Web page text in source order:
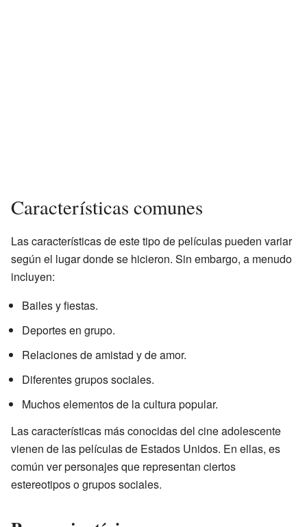
Características comunes
Las características de este tipo de películas pueden variar
según el lugar donde se hicieron. Sin embargo, a menudo
incluyen:
Bailes y fiestas.
Deportes en grupo.
Relaciones de amistad y de amor.
Diferentes grupos sociales.
Muchos elementos de la cultura popular.
Las características más conocidas del cine adolescente
vienen de las películas de Estados Unidos. En ellas, es
común ver personajes que representan ciertos
estereotipos o grupos sociales.